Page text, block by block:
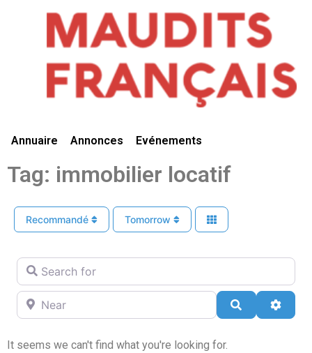
Annuaire Annonces Evénements
Tag: immobilier locatif
Recommandé Tomorrow
Search for
Near
Search
It seems we can't find what you're looking for.